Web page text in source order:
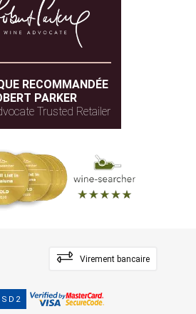
RECOMMANDÉE
PARKER
Trusted Retailer
Virement bancaire